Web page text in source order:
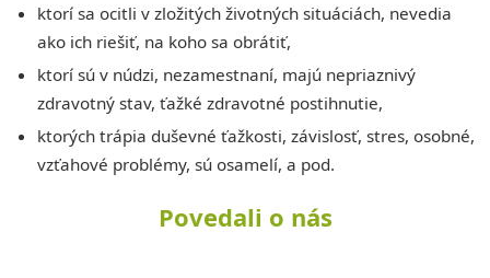
ktorí sa ocitli v zložitých životných situáciách, nevedia
ako ich riešiť, na koho sa obrátiť,
ktorí sú v núdzi, nezamestnaní, majú nepriaznivý
zdravotný stav, ťažké zdravotné postihnutie,
ktorých trápia duševné ťažkosti, závislosť, stres, osobné,
vzťahové problémy, sú osamelí, a pod.
Povedali o nás